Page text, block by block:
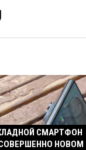
СМАРТФОН